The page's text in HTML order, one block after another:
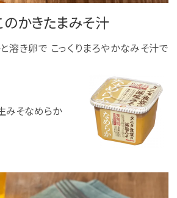
かきたまみそ汁
溶き卵で こっくりまろやかなみそ汁で
みそなめらか